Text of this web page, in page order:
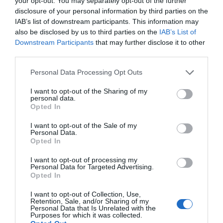
disclosure of your personal information by third parties on the
IAB’s list of downstream participants. This information may
also be disclosed by us to third parties on the IAB’s List of
Downstream Participants that may further disclose it to other
Personal Data Processing Opt Outs
I want to opt-out of the Sharing of my
personal data.
Opted In
I want to opt-out of the Sale of my
Personal Data.
Opted In
I want to opt-out of processing my
Personal Data for Targeted Advertising.
Opted In
I want to opt-out of Collection, Use,
Retention, Sale, and/or Sharing of my
Personal Data that Is Unrelated with the
Purposes for which it was collected.
5 g chez l’adulte. La pincée de sel dans une portion
d’œufs représente une très petite quantité, surtout si
l’on évite de resaler à table et si le reste du repas est
réduire la quantité de beurre ou de crème pour un plat
plus léger, tout en conservant son onctuosité.
Salade de pâtes estivale express : la recette facile à
Accompagnez votre poisson grillé d’une salade de